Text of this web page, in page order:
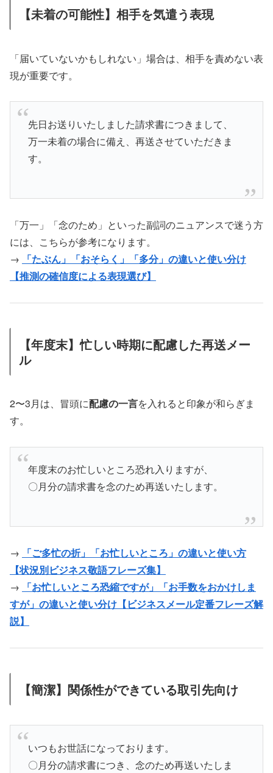
【未着の可能性】相手を気遣う表現
「届いていないかもしれない」場合は、相手を責めない表
現が重要です。
先日お送りいたしました請求書につきまして、
万一未着の場合に備え、再送させていただきま
す。
「万一」「念のため」といった副詞のニュアンスで迷う方
には、こちらが参考になります。
→
「たぶん」「おそらく」「多分」の違いと使い分け
【推測の確信度による表現選び】
【年度末】忙しい時期に配慮した再送メー
ル
2〜3月は、冒頭に配慮の一言を入れると印象が和らぎま
す。
年度末のお忙しいところ恐れ入りますが、
〇月分の請求書を念のため再送いたします。
→
「ご多忙の折」「お忙しいところ」の違いと使い方
【状況別ビジネス敬語フレーズ集】
→
「お忙しいところ恐縮ですが」「お手数をおかけしま
すが」の違いと使い分け【ビジネスメール定番フレーズ解
説】
【簡潔】関係性ができている取引先向け
いつもお世話になっております。
〇月分の請求書につき、念のため再送いたしま